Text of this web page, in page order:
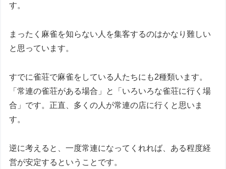
す。
まったく麻雀を知らない人を集客するのはかなり難しい
と思っています。
すでに雀荘で麻雀をしている人たちにも2種類います。
「常連の雀荘がある場合」と「いろいろな雀荘に行く場
合」です。正直、多くの人が常連の店に行くと思いま
す。
逆に考えると、一度常連になってくれれば、ある程度経
営が安定するということです。